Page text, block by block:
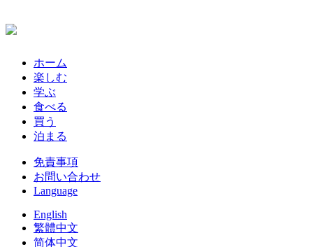
ホーム
楽しむ
学ぶ
食べる
買う
泊まる
免責事項
お問い合わせ
Language
English
繁體中文
简体中文